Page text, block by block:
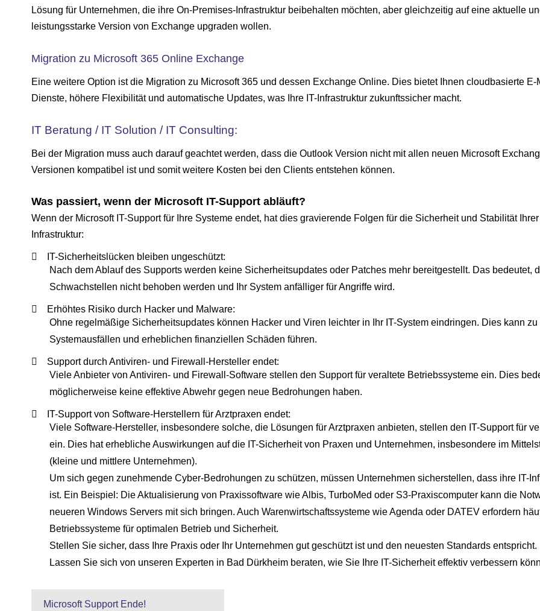
Lösung für Unternehmen, die ihre On-Premises-Infrastruktur beibehalten möchten, aber gleichzeitig auf eine aktuelle
leistungsstarke Version von Exchange upgraden wollen.
Migration zu Microsoft 365 Online Exchange
Eine weitere Option ist die Migration zu Microsoft 365 und dessen Exchange Online. Dies bietet Ihnen cloudbasierte E-
Dienste, höhere Flexibilität und automatische Updates, was Ihre IT-Infrastruktur zukunftssicher macht.
IT Beratung / IT Solution / IT Consulting:
Bei der Migration muss auch darauf geachtet werden, dass die Outlook Version nicht mit allen neuen Microsoft
Versionen kompatibel ist und somit weitere Kosten bei den Clients entstehen können.
Was passiert, wenn der Microsoft IT-Support abläuft?
Wenn der Microsoft IT-Support für Ihre Systeme endet, hat dies gravierende Folgen für die Sicherheit und Stabilität Ihrer
Infrastruktur:
IT-Sicherheitslücken bleiben ungeschützt:
Nach dem Ablauf des Supports werden keine Sicherheitsupdates oder Patches mehr bereitgestellt. Das bedeutet,
Schwachstellen nicht behoben werden und Ihr System anfälliger für Angriffe wird.
Erhöhtes Risiko durch Hacker und Malware:
Ohne regelmäßige Sicherheitsupdates können Hacker und Viren leichter in Ihr IT-System eindringen. Dies kann
Systemausfällen und erheblichen finanziellen Schäden führen.
Support durch Antiviren- und Firewall-Hersteller endet:
Viele Anbieter von Antiviren- und Firewall-Software stellen den Support für veraltete Betriebssysteme ein. Dies
möglicherweise keine effektive Abwehr gegen neue Bedrohungen haben.
IT-Support von Software-Herstellern für Arztpraxen endet:
Viele Software-Hersteller, insbesondere solche, die Lösungen für Arztpraxen anbieten, stellen den IT-Support für
ein. Dies hat erhebliche Auswirkungen auf die IT-Sicherheit von Praxen und Unternehmen, insbesondere im
(kleine und mittlere Unternehmen).
Um sich gegen zunehmende Cyber-Bedrohungen zu schützen, müssen Unternehmen sicherstellen, dass ihre IT-
ist. Ein Beispiel: Die Aktualisierung von Praxissoftware wie Albis, TurboMed oder S3-Praxiscomputer kann die
neueren Windows Servers mit sich bringen. Auch Warenwirtschaftssysteme wie Agenda oder DATEV erfordern
Betriebssysteme für optimalen Betrieb und Sicherheit.
Stellen Sie sicher, dass Ihre Praxis oder Ihr Unternehmen gut geschützt ist und den neuesten Standards entspricht.
Lassen Sie sich von unseren Experten in Bad Dürkheim beraten, wie Sie Ihre IT-Sicherheit effektiv verbessern
Microsoft Support Ende!